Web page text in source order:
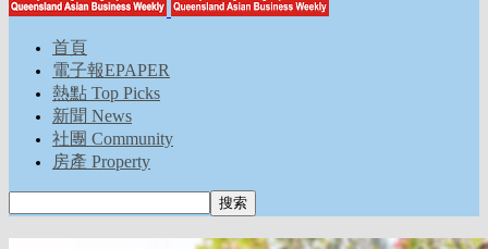
首頁
電子報EPAPER
熱點 Top Picks
新聞 News
社團 Community
房產 Property